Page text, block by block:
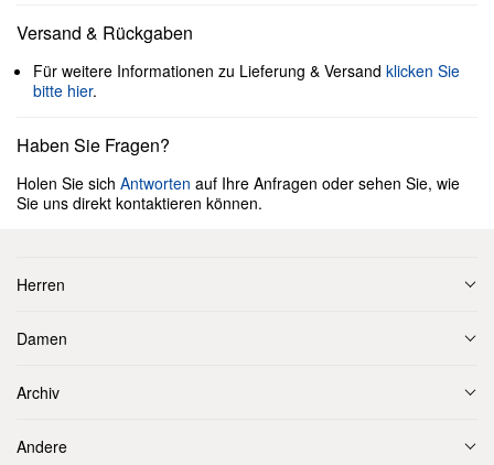
Versand & Rückgaben
Für weitere Informationen zu Lieferung & Versand klicken Sie
bitte hier.
Haben Sie Fragen?
Holen Sie sich Antworten auf Ihre Anfragen oder sehen Sie, wie
Sie uns direkt kontaktieren können.
Herren
Damen
Archiv
Andere